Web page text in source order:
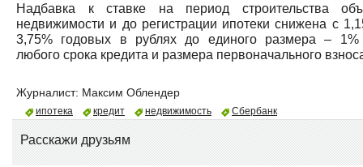
Надбавка к ставке на период строительства
недвижимости и до регистрации ипотеки снижена с
3,75% годовых в рублях до единого размера –
любого срока кредита и размера первоначального
Журналист: Максим Облендер
ипотека кредит недвижимость Сбербанк
Расскажи друзьям